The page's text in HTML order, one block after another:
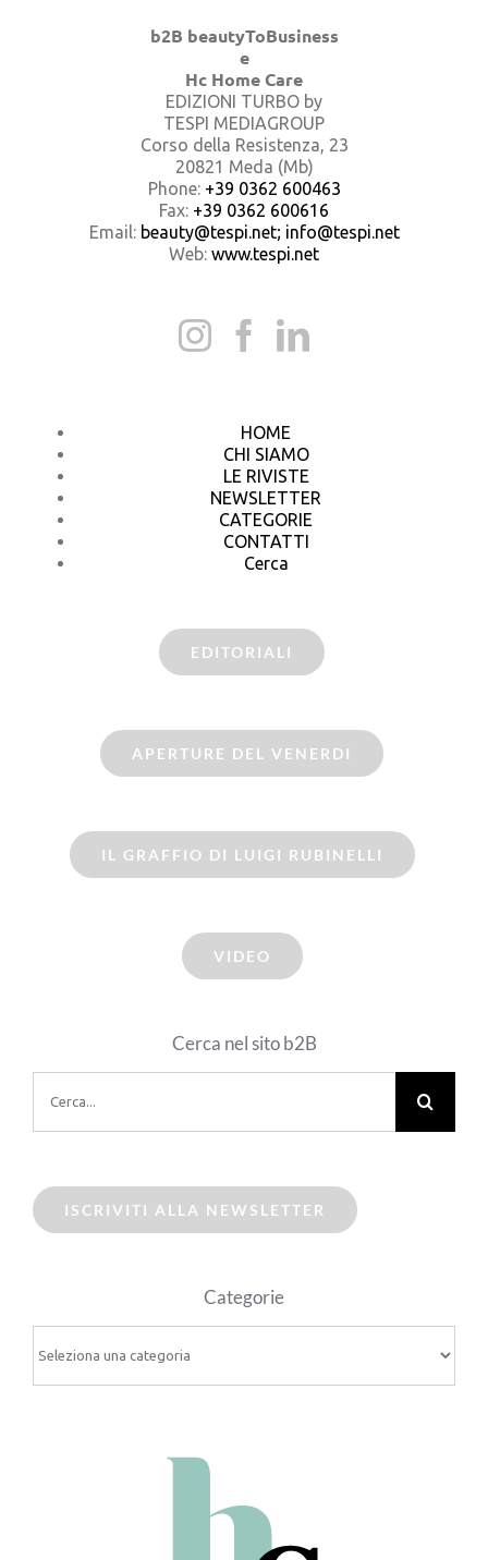
b2B beautyToBusiness
e
Hc Home Care
EDIZIONI TURBO by
TESPI MEDIAGROUP
Corso della Resistenza, 23
20821 Meda (Mb)
Phone: +39 0362 600463
Fax: +39 0362 600616
Email: beauty@tespi.net; info@tespi.net
Web: www.tespi.net
HOME
CHI SIAMO
LE RIVISTE
NEWSLETTER
CATEGORIE
CONTATTI
Cerca
EDITORIALI
APERTURE DEL VENERDI
IL GRAFFIO DI LUIGI RUBINELLI
VIDEO
Cerca nel sito b2B
per:
ISCRIVITI ALLA NEWSLETTER
Categorie